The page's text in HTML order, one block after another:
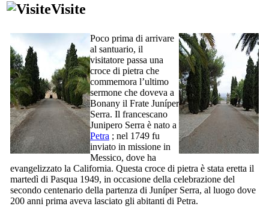
Visite
Poco prima di arrivare
al santuario, il
visitatore passa una
croce di pietra che
commemora l’ultimo
sermone che doveva a
Bonany il Frate Juníper
Serra. Il francescano
Junipero Serra è nato a
Petra ; nel 1749 fu
inviato in missione in
Messico, dove ha
evangelizzato la California. Questa croce di pietra è stata eretta il
martedì di Pasqua 1949, in occasione della celebrazione del
secondo centenario della partenza di Juníper Serra, al luogo dove
200 anni prima aveva lasciato gli abitanti di Petra.